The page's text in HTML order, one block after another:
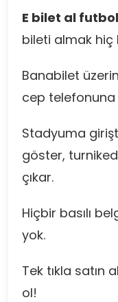
E bilet al futbol
bileti almak hiç
Banabilet
cep telefonuna
Stadyuma
göster,
çıkar.
Hiçbir basılı
yok.
Tek tıkla satın
ol!